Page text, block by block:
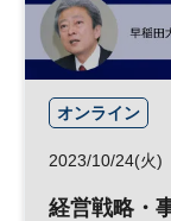
オンライン
2023/10/24(火)
経営戦略・